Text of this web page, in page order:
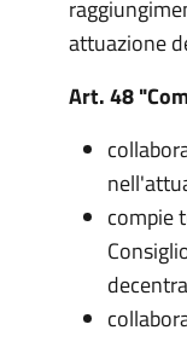
attuazione
Art. 48
compie